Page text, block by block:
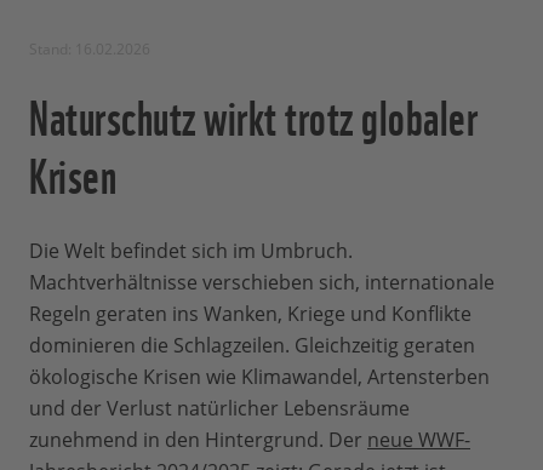
Naturschutz wirkt trotz globaler
Krisen
Die Welt befindet sich im Umbruch.
Machtverhältnisse verschieben sich, internationale
Regeln geraten ins Wanken, Kriege und Konflikte
dominieren die Schlagzeilen. Gleichzeitig geraten
ökologische Krisen wie Klimawandel, Artensterben
und der Verlust natürlicher Lebensräume
zunehmend in den Hintergrund. Der neue WWF-